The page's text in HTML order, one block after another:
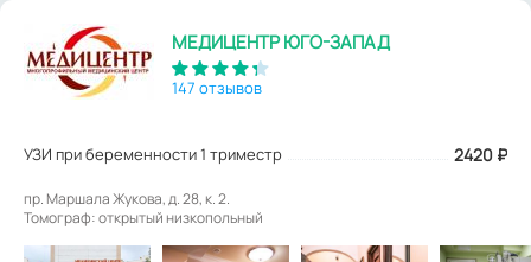
МЕДИЦЕНТР ЮГО-ЗАПАД
147 отзывов
УЗИ при беременности 1 триместр 2420 ₽
пр. Маршала Жукова, д. 28, к. 2.
Томограф: открытый низкопольный